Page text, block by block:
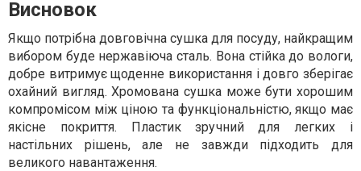
Висновок
Якщо потрібна довговічна сушка для посуду, найкращим
вибором буде нержавіюча сталь. Вона стійка до вологи,
добре витримує щоденне використання і довго зберігає
охайний вигляд. Хромована сушка може бути хорошим
компромісом між ціною та функціональністю, якщо має
якісне покриття. Пластик зручний для легких і
настільних рішень, але не завжди підходить для
великого навантаження.